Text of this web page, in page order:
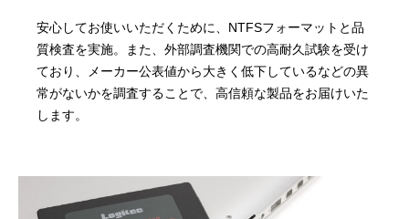
安心してお使いいただくために、NTFSフォーマットと品
質検査を実施。また、外部調査機関での高耐久試験を受け
ており、メーカー公表値から大きく低下しているなどの異
常がないかを調査することで、高信頼な製品をお届けいた
します。